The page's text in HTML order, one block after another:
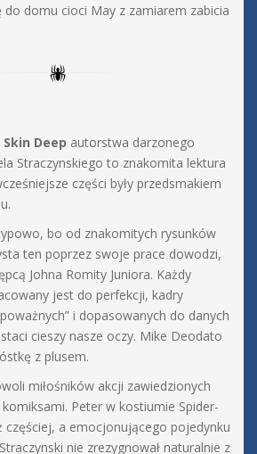
do domu cioci May z zamiarem zabicia
Skin Deep autorstwa darzonego
Straczynskiego to znakomita lektura
części były przedsmakiem
bo od znakomitych rysunków
ten poprzez swoje prace dowodzi,
Johna Romity Juniora. Każdy
jest do perfekcji, kadry
i dopasowanych do danych
cieszy nasze oczy. Mike Deodato
z plusem.
miłośników akcji zawiedzionych
Peter w kostiumie Spider-
częściej, a emocjonującego pojedynku
nie zrezygnował naturalnie z